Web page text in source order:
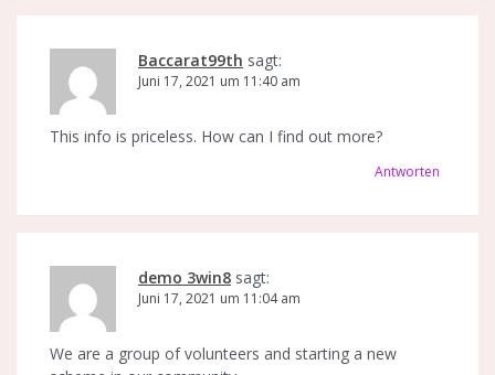
Baccarat99th sagt:
Juni 17, 2021 um 11:40 am
This info is priceless. How can I find out more?
Antworten
demo 3win8 sagt:
Juni 17, 2021 um 11:04 am
We are a group of volunteers and starting a new